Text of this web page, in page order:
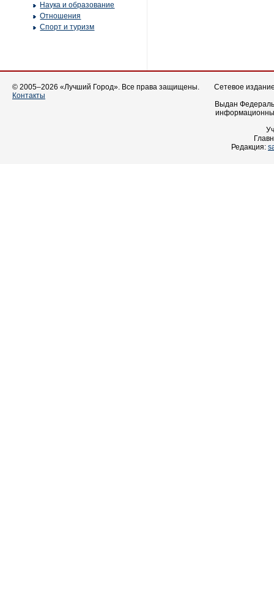
Наука и образование
Отношения
Спорт и туризм
© 2005–2026 «Лучший Город». Все права защищены.
Контакты
Сетевое
Выдан
Редакция: